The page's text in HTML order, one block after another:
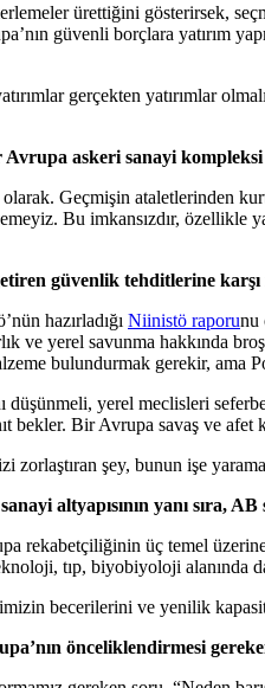
ürettiğini gösterirsek,
güvenli borçlara yatırım
gerçekten yatırımlar
askeri sanayi
Geçmişin ataletlerinden
Bu imkansızdır, özellikle
güvenlik tehditlerine karşı
hazırladığı Niinistö raporunu
ve yerel savunma hakkında
bulundurmak gerekir, ama
düşünmeli, yerel meclisleri
bekler. Bir Avrupa savaş ve afet
zorlaştıran şey, bunun işe
altyapısının yanı sıra,
rekabetçiliğinin üç temel
tıp, biyobiyoloji
becerilerini ve yenilik
önceliklendirmesi